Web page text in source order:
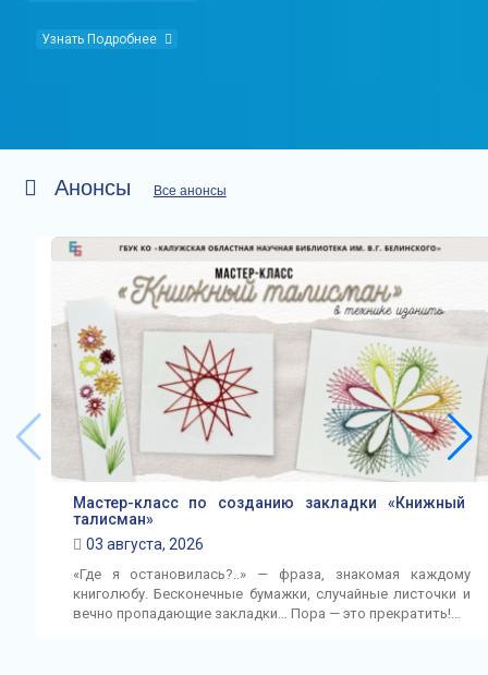
Узнать Подробнее
Анонсы Все анонсы
Мастер-класс по созданию закладки «Книжный
талисман»
03 августа, 2026
«Где я остановилась?..» — фраза, знакомая каждому
книголюбу. Бесконечные бумажки, случайные листочки и
вечно пропадающие закладки… Пора — это прекратить!…